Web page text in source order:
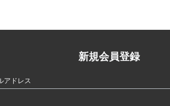
新規会員登録
アドレス